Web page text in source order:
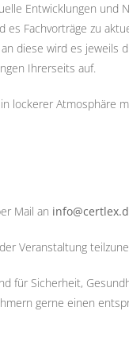
Entwicklungen und
es Fachvorträge zu
diese wird es jeweils
Ihrerseits auf.
lockerer Atmosphäre
Mail an
Veranstaltung
für Sicherheit,
gerne einen